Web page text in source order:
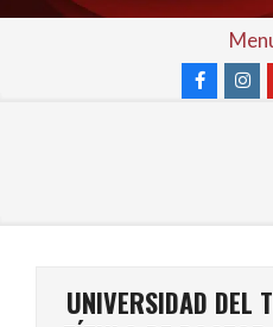
Skip
UNIVERSIDAD DEL